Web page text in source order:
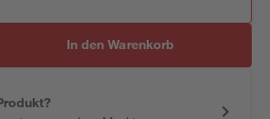
In den Warenkorb